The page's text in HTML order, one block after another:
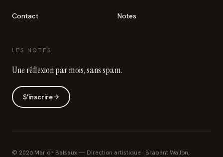
Contact Notes
LES NOTES
Une réflexion par mois, sans spam.
S'inscrire
© 2026 Marion Balsaux — Direction artistique · Brabant Wallon,